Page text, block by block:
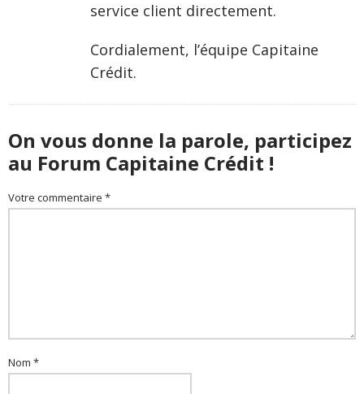
service client directement.
Cordialement, l’équipe Capitaine
Crédit.
On vous donne la parole, participez
au Forum Capitaine Crédit !
Votre commentaire *
Nom *